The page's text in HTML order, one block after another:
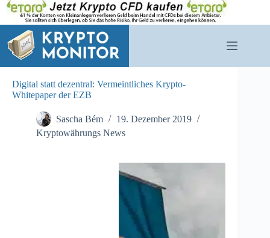
Zum
Inhalt
springen
Digital statt dezentral: Vermeintliches Krypto-
Whitepaper der EZB
Sascha Bém
19. Dezember 2019
Kryptowährungs News